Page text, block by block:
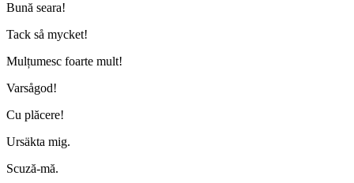
Bună seara!
Tack så mycket!
Mulțumesc foarte mult!
Varsågod!
Cu plăcere!
Ursäkta mig.
Scuză-mă.